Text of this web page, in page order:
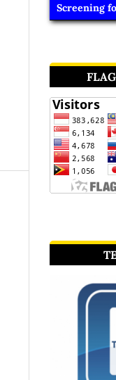
Screening